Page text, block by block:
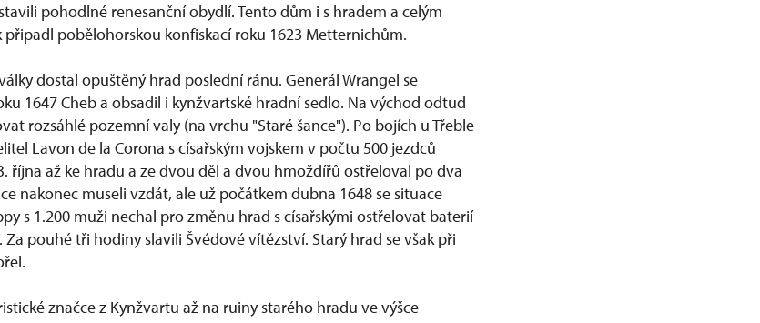
pohodlné renesanční obydlí. Tento dům i s hradem a celým
pobělohorskou konfiskací roku 1623 Metternichům.
dostal opuštěný hrad poslední ránu. Generál Wrangel se
1647 Cheb a obsadil i kynžvartské hradní sedlo. Na východ odtud
rozsáhlé pozemní valy (na vrchu "Staré šance"). Po bojích u Třeble
Lavon de la Corona s císařským vojskem v počtu 500 jezdců
října až ke hradu a ze dvou děl a dvou hmoždířů ostřeloval po dva
nakonec museli vzdát, ale už počátkem dubna 1648 se situace
s 1.200 muži nechal pro změnu hrad s císařskými ostřelovat baterií
Za pouhé tři hodiny slavili Švédové vítězství. Starý hrad se však při
značce z Kynžvartu až na ruiny starého hradu ve výšce